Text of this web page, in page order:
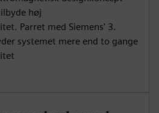
høj
Parret med Siemens' 3.
systemet mere end to gange